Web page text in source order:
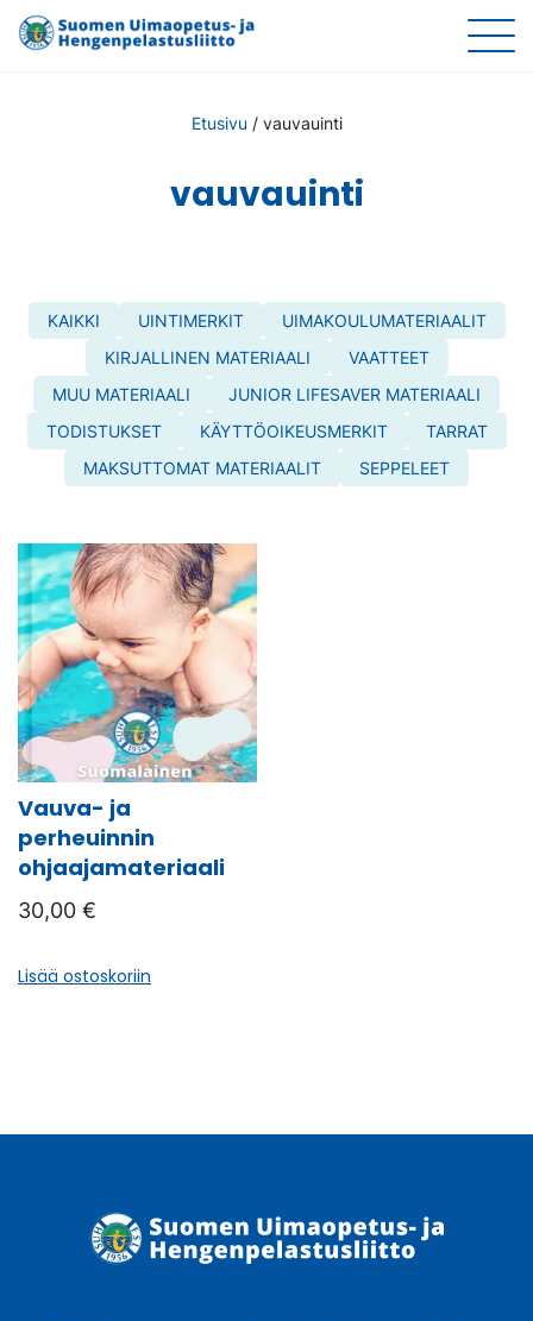
Etusivu / vauvauinti
vauvauinti
KAIKKI UINTIMERKIT
UIMAKOULUMATERIAALIT
KIRJALLINEN MATERIAALI
VAATTEET
MUU MATERIAALI
JUNIOR LIFESAVER MATERIAALI
TODISTUKSET
KÄYTTÖOIKEUSMERKIT
TARRAT
MAKSUTTOMAT MATERIAALIT
SEPPELEET
Vauva- ja
perheuinnin
ohjaajamateriaali
30,00 €
Lisää ostoskoriin